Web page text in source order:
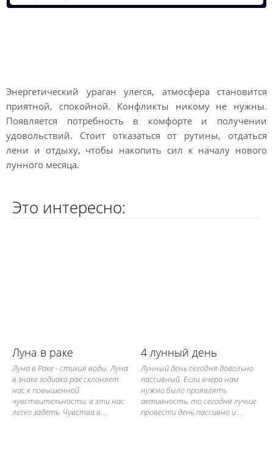
Энергетический ураган улегся, атмосфера становится
приятной, спокойной. Конфликты никому не нужны.
Появляется потребность в комфорте и получении
удовольствий. Стоит отказаться от рутины, отдаться
лени и отдыху, чтобы накопить сил к началу нового
лунного месяца.
Это интересно:
Луна в раке
Луна в Раке - стихия воды. Луна
в знаке зодиака рак склоняет
нас к повышенной
чувствительности, в эти нас
легко задеть. Чувства в ...
4 лунный день
Лунный день сегодня довольно
пассивный. Если вчера нам
нужно было проявлять
активность, то сегодня лучше
провести день пассивно и ...